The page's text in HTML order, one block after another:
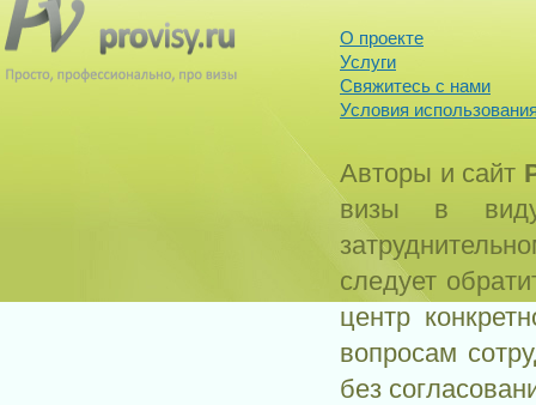
О проекте
Услуги
Свяжитесь с нами
Условия
Авторы и сайт
визы в виду
следует
центр
вопросам
без